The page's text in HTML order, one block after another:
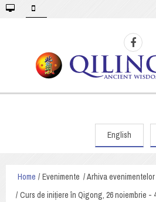
English
Home Evenimente Arhiva evenimentelor
Curs de inițiere în Qigong, 26 noiembrie -